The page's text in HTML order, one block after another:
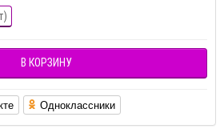
В КОРЗИНУ
Одноклассники